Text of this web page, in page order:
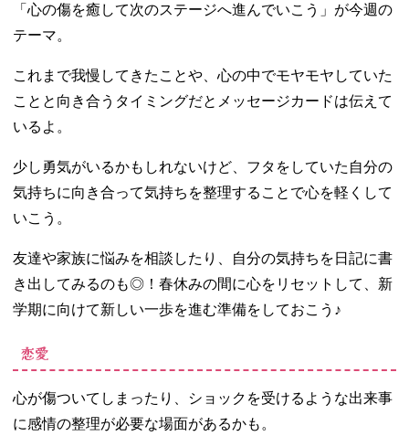
「心の傷を癒して次のステージへ進んでいこう」が今週の
テーマ。
これまで我慢してきたことや、心の中でモヤモヤしていた
ことと向き合うタイミングだとメッセージカードは伝えて
いるよ。
少し勇気がいるかもしれないけど、フタをしていた自分の
気持ちに向き合って気持ちを整理することで心を軽くして
いこう。
友達や家族に悩みを相談したり、自分の気持ちを日記に書
き出してみるのも◎！春休みの間に心をリセットして、新
学期に向けて新しい一歩を進む準備をしておこう♪
恋愛
心が傷ついてしまったり、ショックを受けるような出来事
に感情の整理が必要な場面があるかも。